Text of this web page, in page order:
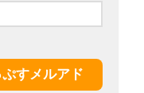
すメルアド